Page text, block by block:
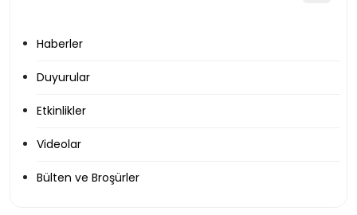
Haberler
Duyurular
Etkinlikler
Videolar
Bülten ve Broşürler